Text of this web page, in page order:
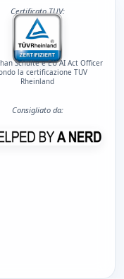
Certificato TUV:
Schulte e EU AI Act Officer
la certificazione TUV
Rheinland
Consigliato da: